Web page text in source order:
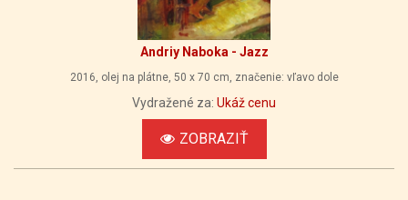
Andriy Naboka - Jazz
2016, olej na plátne, 50 x 70 cm, značenie: vľavo dole
Vydražené za: Ukáž cenu
ZOBRAZIŤ